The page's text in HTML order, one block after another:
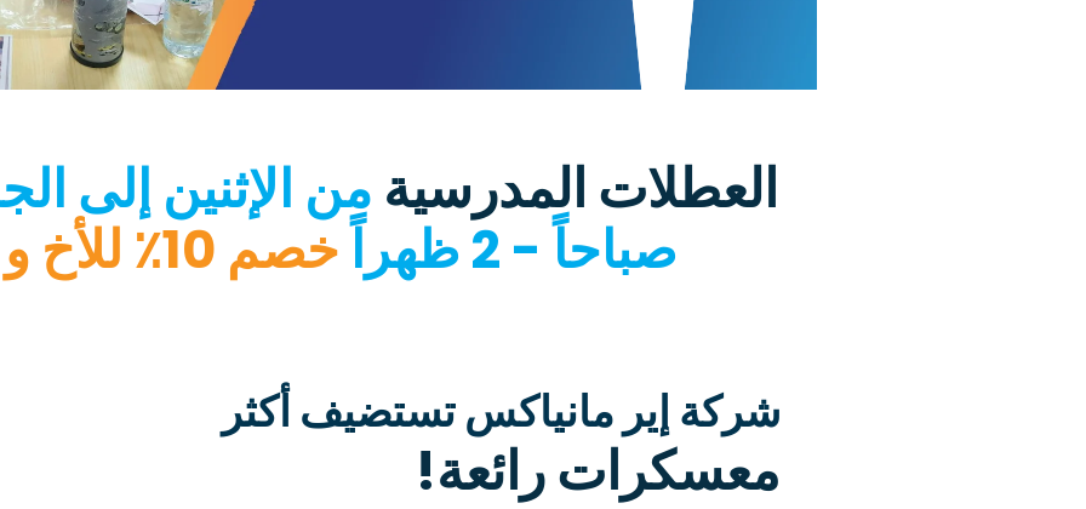
العطلات المدرسية
صباحاً - 2 ظهراً
خصم 10٪ للأخ و الأخت
شركة إير مانياكس تستضيف أكثر
معسكرات رائعة!